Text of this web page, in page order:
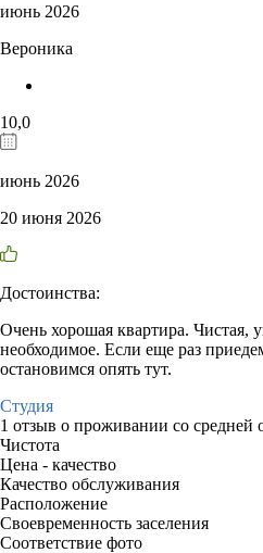
июнь 2026
Вероника
10,0
июнь 2026
20 июня 2026
Достоинства:
Очень хорошая квартира. Чистая,
необходимое. Если еще раз
остановимся опять тут.
Студия
1 отзыв о проживании со средней
Чистота
Цена - качество
Качество обслуживания
Расположение
Своевременность заселения
Соответствие фото